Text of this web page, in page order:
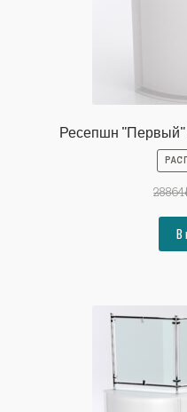
Ресепшн
28864
В